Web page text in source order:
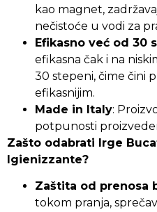
kao magnet,
nečistoće u vodi za
Efikasno već od 30
efikasna čak i na
30 stepeni, čime čini
efikasnijim.
Made in Italy:
potpunosti
Zašto odabrati Irge
Igienizzante?
Zaštita od prenosa
tokom pranja,